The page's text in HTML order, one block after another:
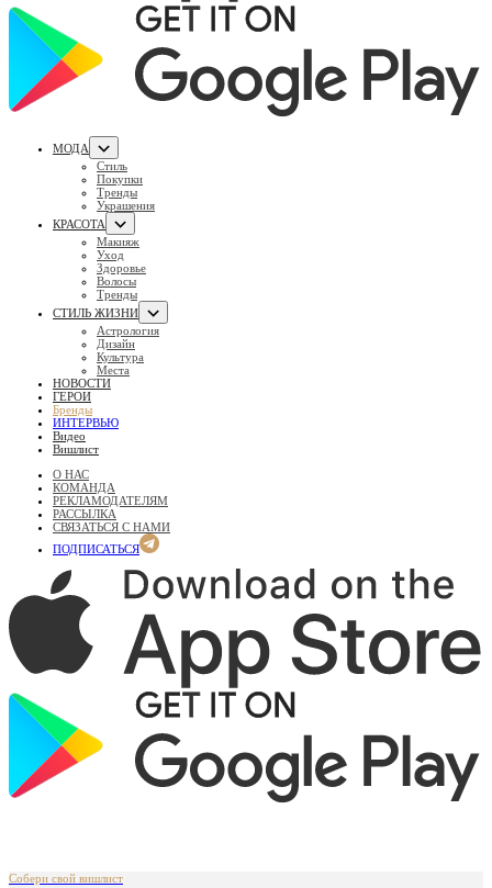
МОДА
Стиль
Покупки
Тренды
Украшения
КРАСОТА
Макияж
Уход
Здоровье
Волосы
Тренды
СТИЛЬ ЖИЗНИ
Астрология
Дизайн
Культура
Места
НОВОСТИ
ГЕРОИ
Бренды
ИНТЕРВЬЮ
Видео
Вишлист
О НАС
КОМАНДА
РЕКЛАМОДАТЕЛЯМ
РАССЫЛКА
СВЯЗАТЬСЯ С НАМИ
ПОДПИСАТЬСЯ
Собери свой вишлист